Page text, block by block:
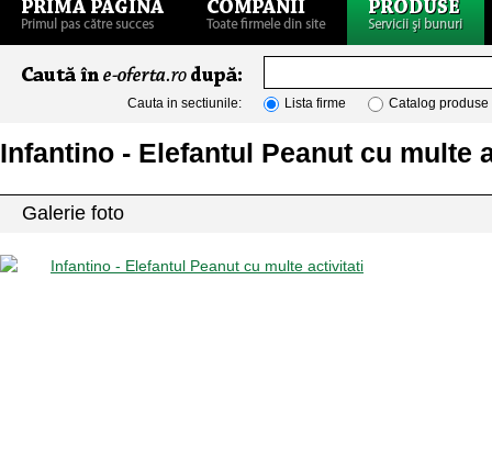
Cauta in sectiunile: Lista firme Catalog produse
Infantino - Elefantul Peanut cu multe
Galerie foto